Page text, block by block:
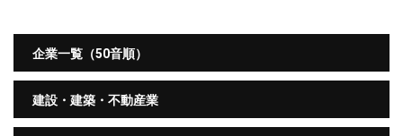
企業一覧（50音順）
建設・建築・不動産業